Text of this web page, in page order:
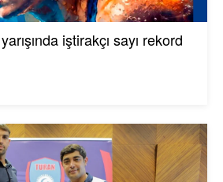
iştirakçı sayı rekord